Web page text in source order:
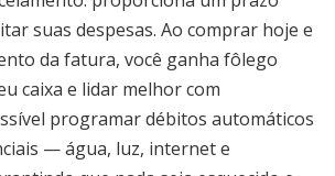
suas despesas. Ao comprar hoje e
da fatura, você ganha fôlego
caixa e lidar melhor com
programar débitos automáticos
— água, luz, internet e